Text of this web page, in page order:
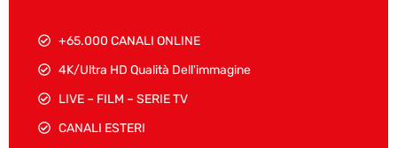
+65.000 CANALI ONLINE
4K/Ultra HD Qualità Dell'immagine
LIVE – FILM – SERIE TV
CANALI ESTERI